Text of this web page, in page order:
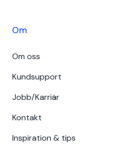
Om
Om oss
Kundsupport
Jobb/Karriär
Kontakt
Inspiration & tips